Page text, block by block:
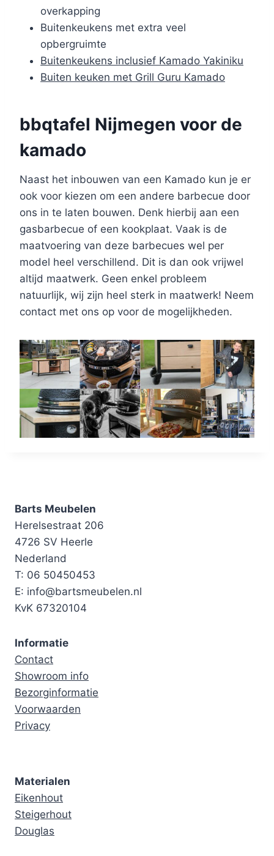
overkapping
Buitenkeukens met extra veel
opbergruimte
Buitenkeukens inclusief Kamado Yakiniku
Buiten keuken met Grill Guru Kamado
bbqtafel Nijmegen voor de
kamado
Naast het inbouwen van een Kamado kun je er
ook voor kiezen om een andere barbecue door
ons in te laten bouwen. Denk hierbij aan een
gasbarbecue of een kookplaat. Vaak is de
maatvoering van deze barbecues wel per
model heel verschillend. Dit is dan ook vrijwel
altijd maatwerk. Geen enkel probleem
natuurlijk, wij zijn heel sterk in maatwerk! Neem
contact met ons op voor de mogelijkheden.
Barts Meubelen
Herelsestraat 206
4726 SV Heerle
Nederland
T: 06 50450453
E: info@bartsmeubelen.nl
KvK 67320104
Informatie
Contact
Showroom info
Bezorginformatie
Voorwaarden
Privacy
Materialen
Eikenhout
Steigerhout
Douglas